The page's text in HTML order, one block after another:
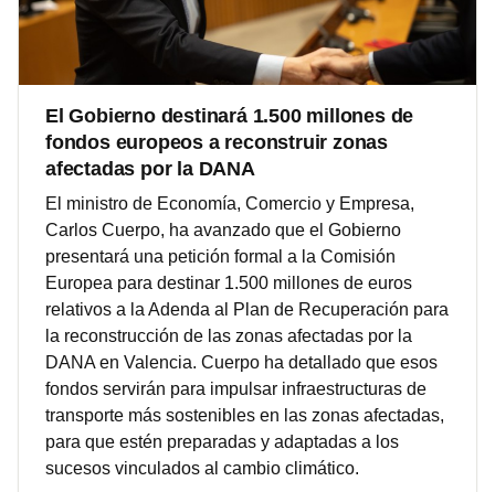
El Gobierno destinará 1.500 millones de
fondos europeos a reconstruir zonas
afectadas por la DANA
El ministro de Economía, Comercio y Empresa,
Carlos Cuerpo, ha avanzado que el Gobierno
presentará una petición formal a la Comisión
Europea para destinar 1.500 millones de euros
relativos a la Adenda al Plan de Recuperación para
la reconstrucción de las zonas afectadas por la
DANA en Valencia. Cuerpo ha detallado que esos
fondos servirán para impulsar infraestructuras de
transporte más sostenibles en las zonas afectadas,
para que estén preparadas y adaptadas a los
sucesos vinculados al cambio climático.